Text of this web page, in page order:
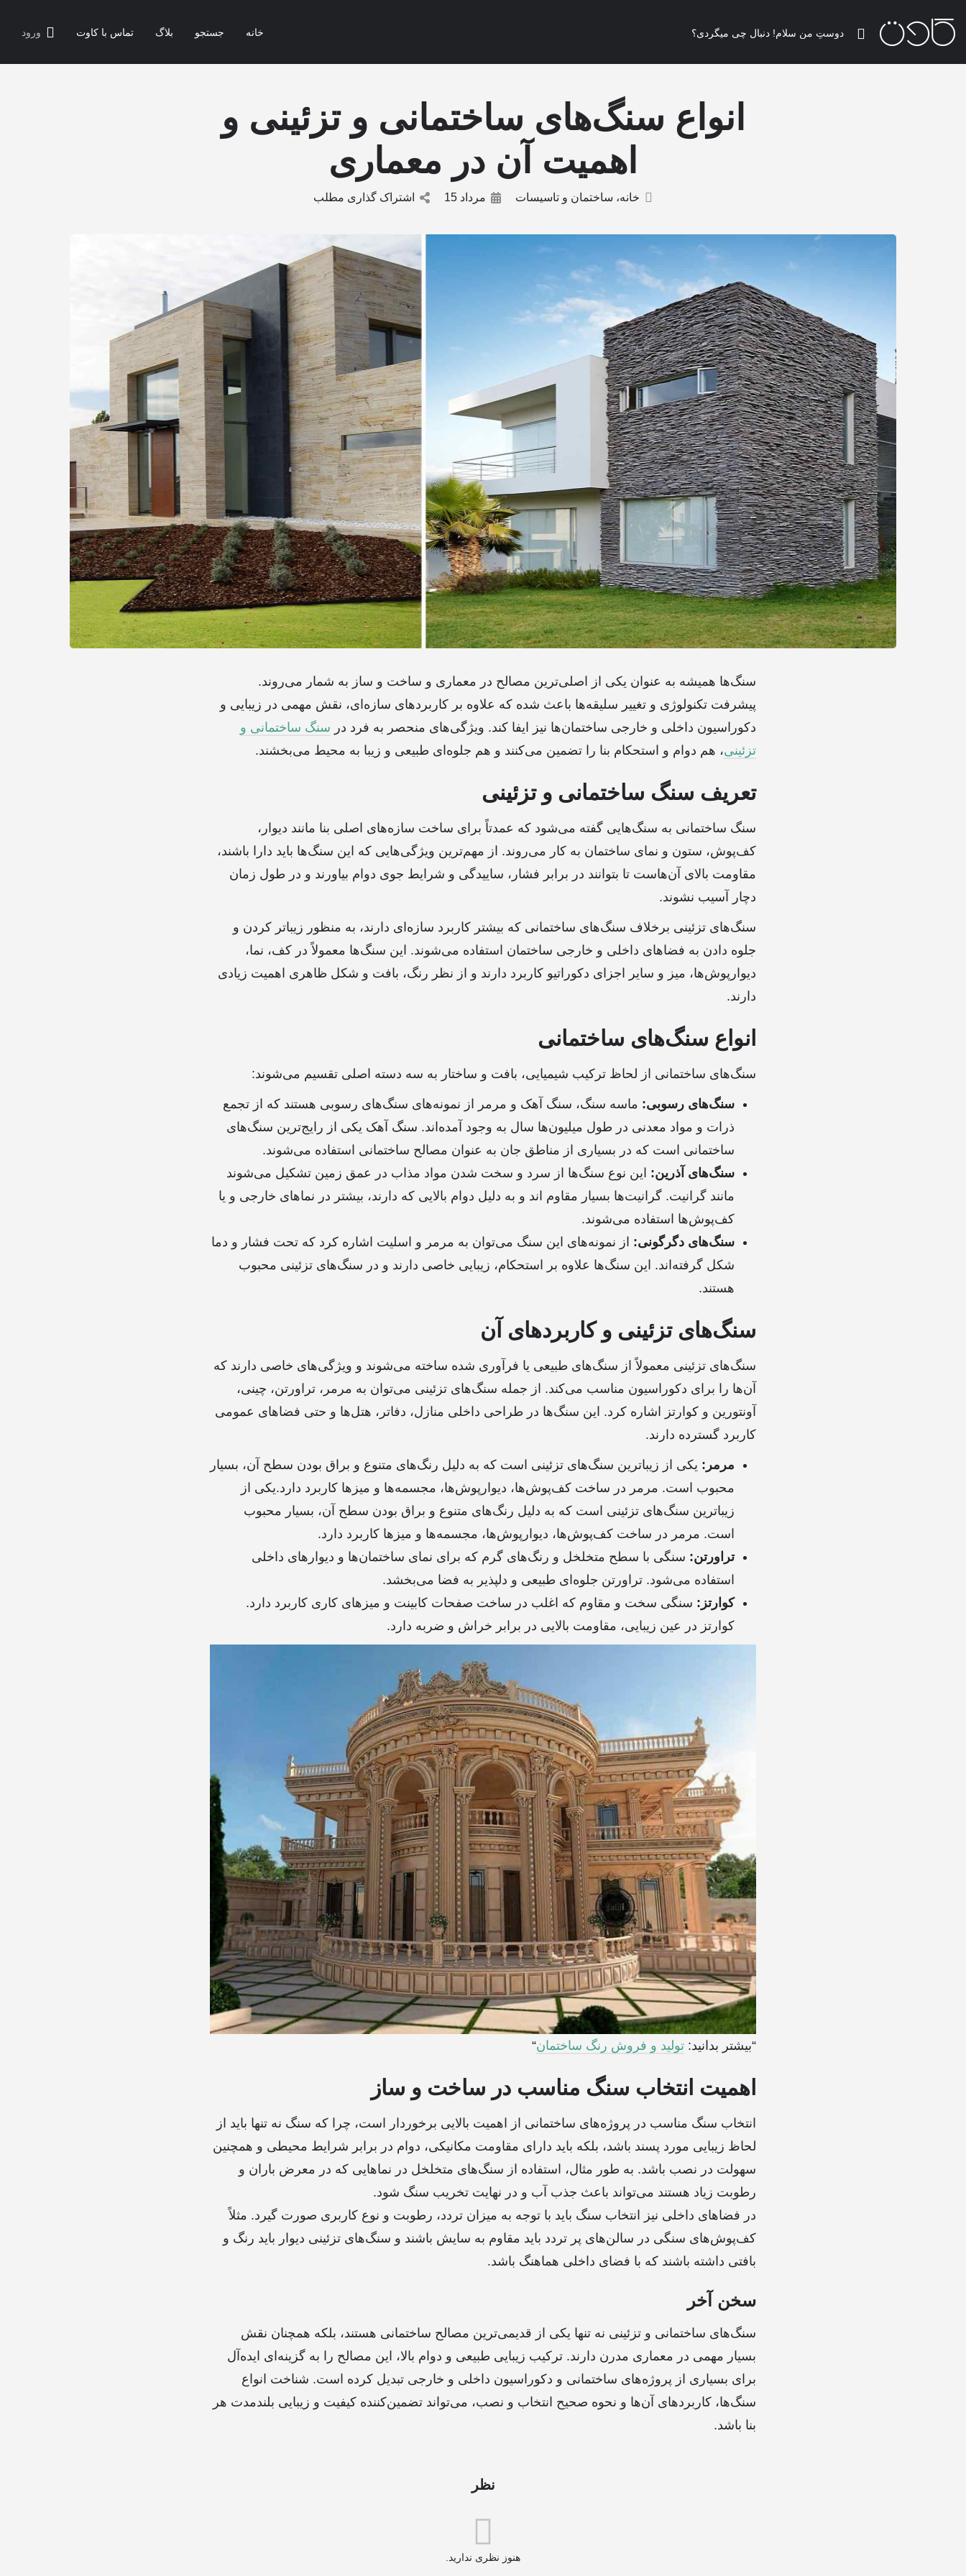
خانه جستجو بلاگ تماس با کاوت ورود
انواع سنگ‌های ساختمانی و تزئینی و
اهمیت آن در معماری
خانه، ساختمان و تاسیسات مرداد 15 اشتراک گذاری مطلب
سنگ‌ها همیشه به عنوان یکی از اصلی‌ترین مصالح در معماری و ساخت و ساز به شمار می‌روند.
پیشرفت تکنولوژی و تغییر سلیقه‌ها باعث شده که علاوه بر کاربردهای سازه‌ای، نقش مهمی در زیبایی و
دکوراسیون داخلی و خارجی ساختمان‌ها نیز ایفا کند. ویژگی‌های منحصر به فرد در سنگ‌ ساختمانی و
تزئینی، هم دوام و استحکام بنا را تضمین می‌کنند و هم جلوه‌ای طبیعی و زیبا به محیط می‌بخشند.
تعریف سنگ ساختمانی و تزئینی
سنگ ساختمانی به سنگ‌هایی گفته می‌شود که عمدتاً برای ساخت سازه‌های اصلی بنا مانند دیوار،
کف‌پوش، ستون و نمای ساختمان به کار می‌روند. از مهم‌ترین ویژگی‌هایی که این سنگ‌ها باید دارا باشند،
مقاومت بالای آن‌هاست تا بتوانند در برابر فشار، ساییدگی و شرایط جوی دوام بیاورند و در طول زمان
دچار آسیب نشوند.
سنگ‌های تزئینی برخلاف سنگ‌های ساختمانی که بیشتر کاربرد سازه‌ای دارند، به منظور زیباتر کردن و
جلوه دادن به فضاهای داخلی و خارجی ساختمان استفاده می‌شوند. این سنگ‌ها معمولاً در کف، نما،
دیوارپوش‌ها، میز و سایر اجزای دکوراتیو کاربرد دارند و از نظر رنگ، بافت و شکل ظاهری اهمیت زیادی
دارند.
انواع سنگ‌های ساختمانی
سنگ‌های ساختمانی از لحاظ ترکیب شیمیایی، بافت و ساختار به سه دسته اصلی تقسیم می‌شوند:
سنگ‌های رسوبی: ماسه سنگ، سنگ آهک و مرمر از نمونه‌های سنگ‌های رسوبی هستند که از تجمع
ذرات و مواد معدنی در طول میلیون‌ها سال به وجود آمده‌اند. سنگ آهک یکی از رایج‌ترین سنگ‌های
ساختمانی است که در بسیاری از مناطق جان به عنوان مصالح ساختمانی استفاده می‌شوند.
سنگ‌های آذرین: این نوع سنگ‌ها از سرد و سخت شدن مواد مذاب در عمق زمین تشکیل می‌شوند
مانند گرانیت. گرانیت‌ها بسیار مقاوم اند و به دلیل دوام بالایی که دارند، بیشتر در نماهای خارجی و یا
کف‌پوش‌ها استفاده می‌شوند.
سنگ‌های دگرگونی: از نمونه‌های این سنگ می‌توان به مرمر و اسلیت اشاره کرد که تحت فشار و دما
شکل گرفته‌اند. این سنگ‌ها علاوه بر استحکام، زیبایی خاصی دارند و در سنگ‌های تزئینی محبوب
هستند.
سنگ‌های تزئینی و کاربردهای آن
سنگ‌های تزئینی معمولاً از سنگ‌های طبیعی یا فرآوری شده ساخته می‌شوند و ویژگی‌های خاصی دارند که
آن‌ها را برای دکوراسیون مناسب می‌کند. از جمله سنگ‌های تزئینی می‌توان به مرمر، تراورتن، چینی،
آونتورین و کوارتز اشاره کرد. این سنگ‌ها در طراحی داخلی منازل، دفاتر، هتل‌ها و حتی فضاهای عمومی
کاربرد گسترده دارند.
مرمر: یکی از زیباترین سنگ‌های تزئینی است که به دلیل رنگ‌های متنوع و براق بودن سطح آن، بسیار
محبوب است. مرمر در ساخت کف‌پوش‌ها، دیوارپوش‌ها، مجسمه‌ها و میزها کاربرد دارد.یکی از
زیباترین سنگ‌های تزئینی است که به دلیل رنگ‌های متنوع و براق بودن سطح آن، بسیار محبوب
است. مرمر در ساخت کف‌پوش‌ها، دیوارپوش‌ها، مجسمه‌ها و میزها کاربرد دارد.
تراورتن: سنگی با سطح متخلخل و رنگ‌های گرم که برای نمای ساختمان‌ها و دیوارهای داخلی
استفاده می‌شود. تراورتن جلوه‌ای طبیعی و دلپذیر به فضا می‌بخشد.
کوارتز: سنگی سخت و مقاوم که اغلب در ساخت صفحات کابینت و میزهای کاری کاربرد دارد.
کوارتز در عین زیبایی، مقاومت بالایی در برابر خراش و ضربه دارد.
“بیشتر بدانید: تولید و فروش رنگ ساختمان“
اهمیت انتخاب سنگ مناسب در ساخت و ساز
انتخاب سنگ مناسب در پروژه‌های ساختمانی از اهمیت بالایی برخوردار است، چرا که سنگ نه تنها باید از
لحاظ زیبایی مورد پسند باشد، بلکه باید دارای مقاومت مکانیکی، دوام در برابر شرایط محیطی و همچنین
سهولت در نصب باشد. به طور مثال، استفاده از سنگ‌های متخلخل در نماهایی که در معرض باران و
رطوبت زیاد هستند می‌تواند باعث جذب آب و در نهایت تخریب سنگ شود.
در فضاهای داخلی نیز انتخاب سنگ باید با توجه به میزان تردد، رطوبت و نوع کاربری صورت گیرد. مثلاً
کف‌پوش‌های سنگی در سالن‌های پر تردد باید مقاوم به سایش باشند و سنگ‌های تزئینی دیوار باید رنگ و
بافتی داشته باشند که با فضای داخلی هماهنگ باشد.
سخن آخر
سنگ‌های ساختمانی و تزئینی نه تنها یکی از قدیمی‌ترین مصالح ساختمانی هستند، بلکه همچنان نقش
بسیار مهمی در معماری مدرن دارند. ترکیب زیبایی طبیعی و دوام بالا، این مصالح را به گزینه‌ای ایده‌آل
برای بسیاری از پروژه‌های ساختمانی و دکوراسیون داخلی و خارجی تبدیل کرده است. شناخت انواع
سنگ‌ها، کاربردهای آن‌ها و نحوه صحیح انتخاب و نصب، می‌تواند تضمین‌کننده کیفیت و زیبایی بلندمدت هر
بنا باشد.
نظر
هنوز نظری ندارید.